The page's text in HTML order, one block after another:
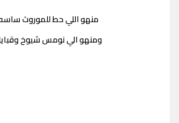
منهو اللي حط للموروث
ومنهو الي نومس شيوخ